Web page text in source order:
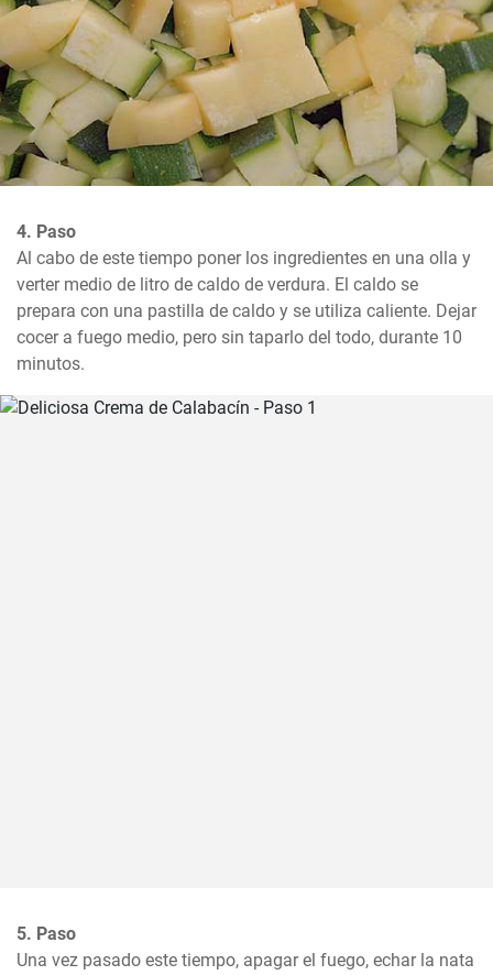
4. Paso
Al cabo de este tiempo poner los ingredientes en una olla y
verter medio de litro de caldo de verdura. El caldo se
prepara con una pastilla de caldo y se utiliza caliente. Dejar
cocer a fuego medio, pero sin taparlo del todo, durante 10
minutos.
5. Paso
Una vez pasado este tiempo, apagar el fuego, echar la nata